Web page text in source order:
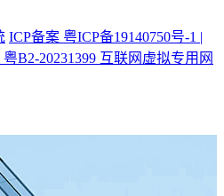
ICP备案 粤ICP备19140750号-1 |
B2-20231399 互联网虚拟专用网